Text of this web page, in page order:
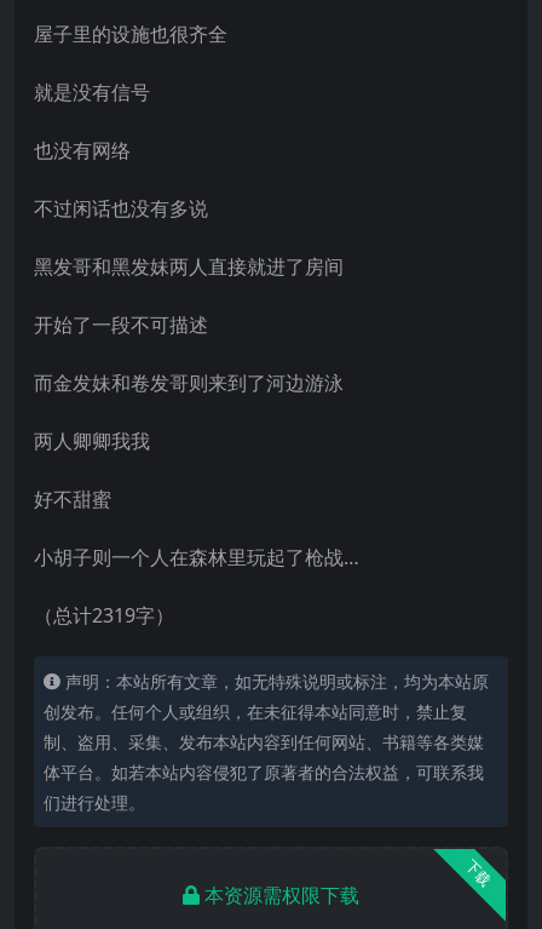
屋子里的设施也很齐全
就是没有信号
也没有网络
不过闲话也没有多说
黑发哥和黑发妹两人直接就进了房间
开始了一段不可描述
而金发妹和卷发哥则来到了河边游泳
两人卿卿我我
好不甜蜜
小胡子则一个人在森林里玩起了枪战…
（总计2319字）
声明：本站所有文章，如无特殊说明或标注，均为本站原
创发布。任何个人或组织，在未征得本站同意时，禁止复
制、盗用、采集、发布本站内容到任何网站、书籍等各类媒
体平台。如若本站内容侵犯了原著者的合法权益，可联系我
们进行处理。
下载
本资源需权限下载